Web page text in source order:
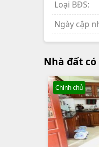
Loại BĐS:
Ngày cập
Nhà đất
Chính chủ